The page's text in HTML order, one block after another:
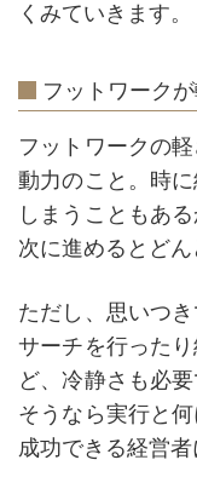
くみていきます。
フットワーク
フットワークの
動力のこと。時
しまうこともあ
次に進めるとどん
ただし、思いつ
サーチを行った
ど、冷静さも必
そうなら実行と
成功できる経営者